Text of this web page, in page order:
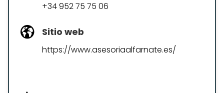
+34 952 75 75 06
Sitio web
https://www.asesoriaalfarnate.es/